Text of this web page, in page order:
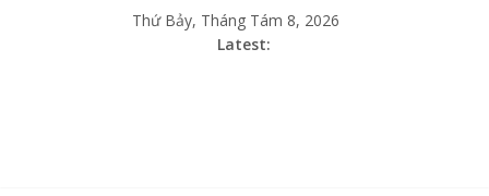
Thứ Bảy, Tháng Tám 8, 2026
Latest: